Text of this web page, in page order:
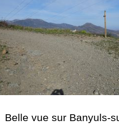
Belle vue sur Banyuls-